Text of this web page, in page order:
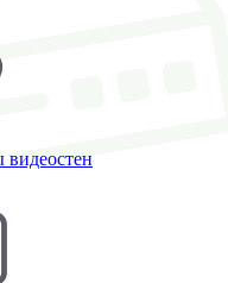
видеостен